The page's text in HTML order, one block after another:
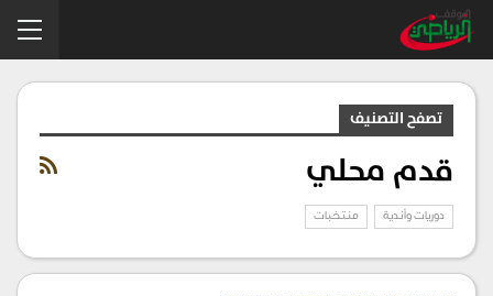
تصفح التصنيف
قدم محلي
دوريات وأندية منتخبات